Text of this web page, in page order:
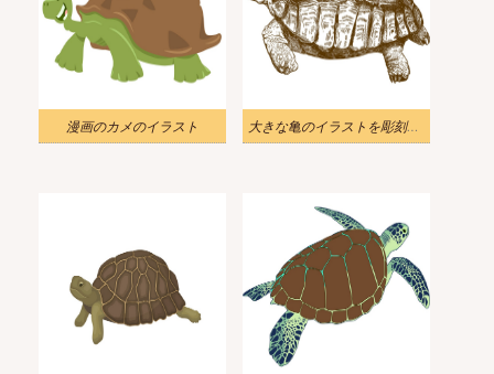
漫画のカメのイラスト 大きな亀のイラストを彫刻する